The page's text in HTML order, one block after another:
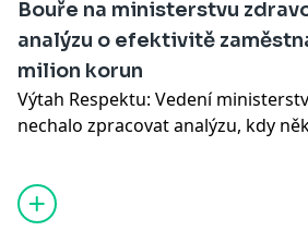
Bouře na ministerstvu
analýzu o efektivitě
milion korun
Výtah Respektu: Vedení
nechalo zpracovat analýzu, kdy
monitorovali, co zaměstnanci
počítačích. Ti kvůli způsobu a
tomu celému došlo, vytvořili petici
od odborů. Kdo analýzu zadal?